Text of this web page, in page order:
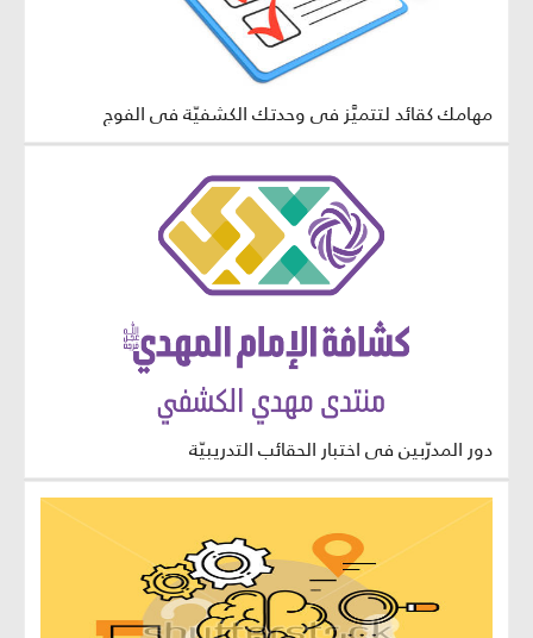
مهامك كقائد لتتميَّز في وحدتك الكشفيّة في الفوج
دور المدرّبين في اختبار الحقائب التدريبيّة